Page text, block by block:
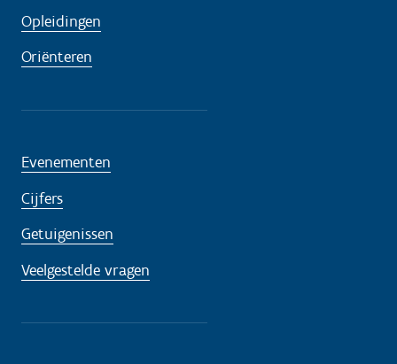
Opleidingen
Oriënteren
Evenementen
Cijfers
Getuigenissen
Veelgestelde vragen